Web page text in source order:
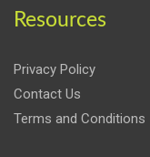
Resources
Privacy Policy
Contact Us
Terms and Conditions